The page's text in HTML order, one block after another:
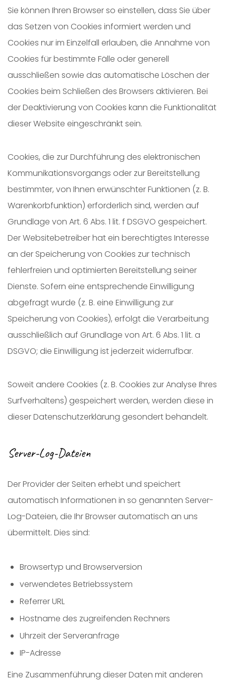
Sie können Ihren Browser so einstellen, dass Sie über
das Setzen von Cookies informiert werden und
Cookies nur im Einzelfall erlauben, die Annahme von
Cookies für bestimmte Fälle oder generell
ausschließen sowie das automatische Löschen der
Cookies beim Schließen des Browsers aktivieren. Bei
der Deaktivierung von Cookies kann die Funktionalität
dieser Website eingeschränkt sein.
Cookies, die zur Durchführung des elektronischen
Kommunikationsvorgangs oder zur Bereitstellung
bestimmter, von Ihnen erwünschter Funktionen (z. B.
Warenkorbfunktion) erforderlich sind, werden auf
Grundlage von Art. 6 Abs. 1 lit. f DSGVO gespeichert.
Der Websitebetreiber hat ein berechtigtes Interesse
an der Speicherung von Cookies zur technisch
fehlerfreien und optimierten Bereitstellung seiner
Dienste. Sofern eine entsprechende Einwilligung
abgefragt wurde (z. B. eine Einwilligung zur
Speicherung von Cookies), erfolgt die Verarbeitung
ausschließlich auf Grundlage von Art. 6 Abs. 1 lit. a
DSGVO; die Einwilligung ist jederzeit widerrufbar.
Soweit andere Cookies (z. B. Cookies zur Analyse Ihres
Surfverhaltens) gespeichert werden, werden diese in
dieser Datenschutzerklärung gesondert behandelt.
Server-Log-Dateien
Der Provider der Seiten erhebt und speichert
automatisch Informationen in so genannten Server-
Log-Dateien, die Ihr Browser automatisch an uns
übermittelt. Dies sind:
Browsertyp und Browserversion
verwendetes Betriebssystem
Referrer URL
Hostname des zugreifenden Rechners
Uhrzeit der Serveranfrage
IP-Adresse
Eine Zusammenführung dieser Daten mit anderen